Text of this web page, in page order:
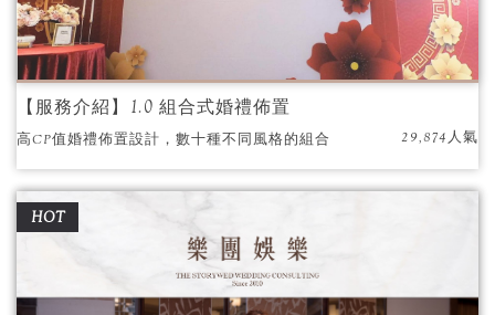
【服務介紹】1.0 組合式婚禮佈置
高CP值婚禮佈置設計，數十種不同風格的組合
式婚禮背板，輕鬆打造婚禮主題視覺。
29,874人氣
HOT